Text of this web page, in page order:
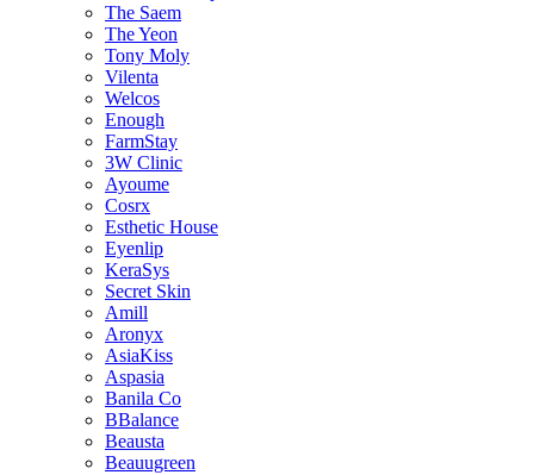
The Saem
The Yeon
Tony Moly
Vilenta
Welcos
Enough
FarmStay
3W Clinic
Ayoume
Cosrx
Esthetic House
Eyenlip
KeraSys
Secret Skin
Amill
Aronyx
AsiaKiss
Aspasia
Banila Co
BBalance
Beausta
Beauugreen